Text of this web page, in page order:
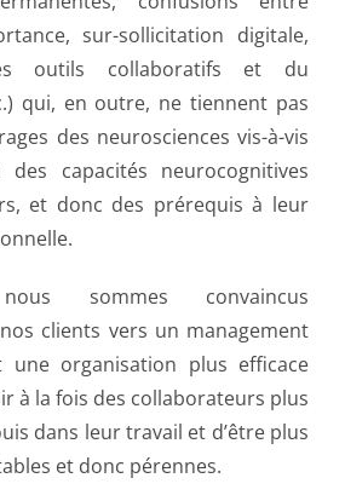
sur-sollicitation digitale,
outils collaboratifs et du
qui, en outre, ne tiennent pas
des neurosciences vis-à-vis
des capacités neurocognitives
et donc des prérequis à leur
sommes convaincus
clients vers un management
organisation plus efficace
à la fois des collaborateurs plus
dans leur travail et d’être plus
et donc pérennes.